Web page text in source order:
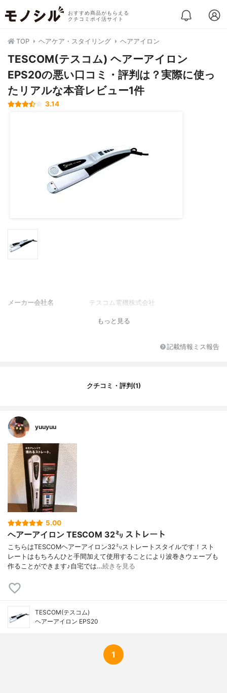
おすすめ商品がもらえる
クチコミポイ活サイト
TOP ヘアケア・スタイリング ヘアアイロン
TESCOM(テスコム) ヘアーアイロン
EPS20の悪い口コミ・評判は？実際に使っ
たリアルな本音レビュー1件
3.14
メーカー会社名 テスコム電機株式会社
もっと見る
記載情報ミス報告
クチコミ・評判(1)
yuuyuu
5.00
ヘアーアイロン TESCOM 32㍉ ストレート
こちらはTESCOMヘアーアイロン32㍉ストレートスタイルです！スト
レートはもちろんひと手間加えて使用することにより波巻きウェーブも
作ることができます♪自宅では…続きを見る
TESCOM(テスコム)
ヘアーアイロン EPS20
1